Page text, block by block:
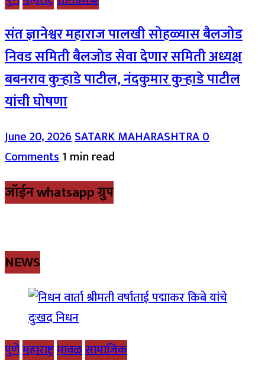
संत ज्ञानेश्वर महाराज पालखी सोहळ्यास बैलजोड
निवड समिती बैलजोड सेवा देणार समिती अध्यक्ष
बबनराव कुऱ्हाडे पाटील, नंदकुमार कुऱ्हाडे पाटील
यांची घोषणा
June 20, 2026SATARK MAHARASHTRA0
Comments1 min read
जॉईन whatsapp ग्रुप
NEWS
पुणेमहाराष्ट्रमावळसामाजिक